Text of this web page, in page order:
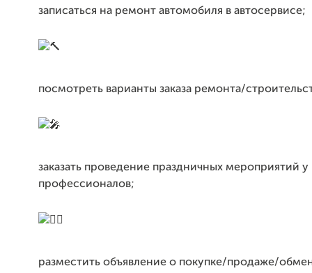
записаться на ремонт автомобиля в автосервисе;
посмотреть варианты заказа ремонта/
заказать проведение праздничных мероприятий у
профессионалов;
разместить объявление о покупке/продаже/